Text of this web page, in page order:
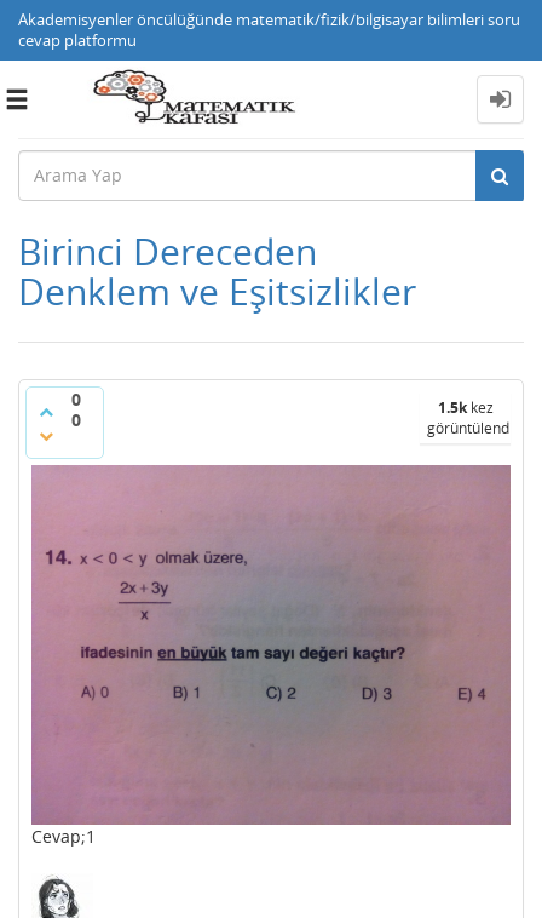
Akademisyenler öncülüğünde matematik/fizik/bilgisayar bilimleri soru
cevap platformu
Toggle
Birinci Dereceden
Denklem ve Eşitsizlikler
0
0
1.5kkez
görüntülendi
Cevap;1